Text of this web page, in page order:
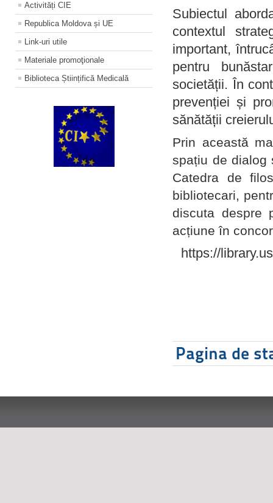
Activități CIE
Republica Moldova și UE
Link-uri utile
Materiale promoţionale
Biblioteca Științifică Medicală
Subiectul
contextul
important,
pentru
societății. În
prevenției și
sănătății
Prin această
spațiu de dialog
Catedra de
bibliotecari,
discuta despre
acțiune în
https://
Pagina de